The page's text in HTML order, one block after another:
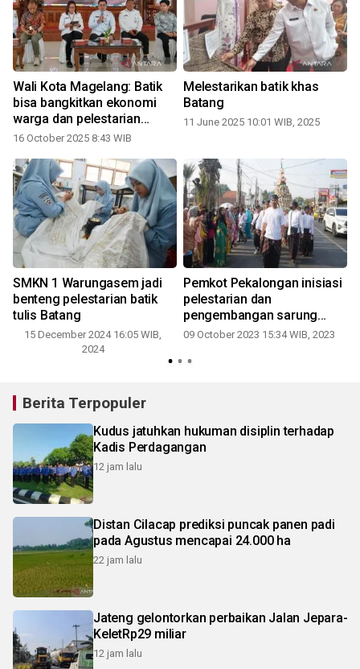
Wali Kota Magelang: Batik
bisa bangkitkan ekonomi
warga dan pelestarian
budaya
16 October 2025 8:43 WIB
Melestarikan batik khas
Batang
11 June 2025 10:01 WIB, 2025
SMKN 1 Warungasem jadi
benteng pelestarian batik
tulis Batang
15 December 2024 16:05 WIB,
2024
Pemkot Pekalongan inisiasi
pelestarian dan
pengembangan sarung
batik
09 October 2023 15:34 WIB, 2023
Berita Terpopuler
Kudus jatuhkan hukuman disiplin terhadap
Kadis Perdagangan
12 jam lalu
Distan Cilacap prediksi puncak panen padi
pada Agustus mencapai 24.000 ha
22 jam lalu
Jateng gelontorkan perbaikan Jalan Jepara-
KeletRp29 miliar
12 jam lalu